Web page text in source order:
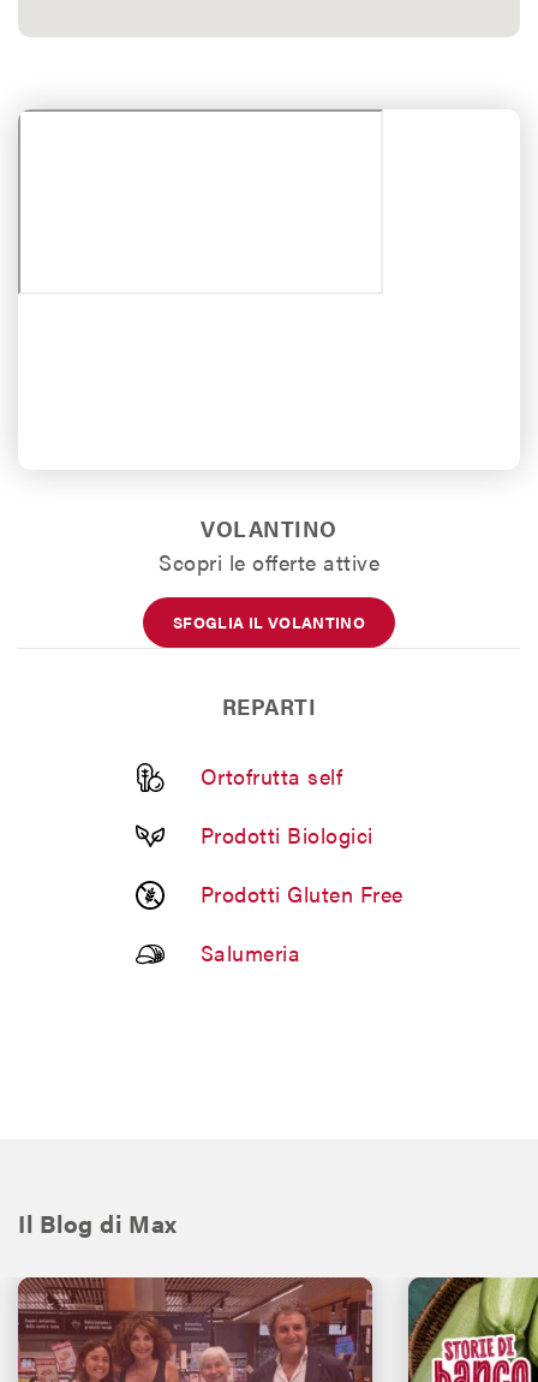
VOLANTINO
Scopri le offerte attive
SFOGLIA IL VOLANTINO
REPARTI
Ortofrutta self
Prodotti Biologici
Prodotti Gluten Free
Salumeria
Il Blog di Max